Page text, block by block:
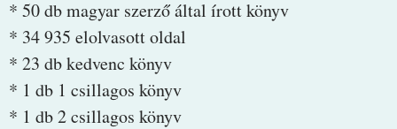
* 50 db magyar szerző által írott könyv
* 34 935 elolvasott oldal
* 23 db kedvenc könyv
* 1 db 1 csillagos könyv
* 1 db 2 csillagos könyv